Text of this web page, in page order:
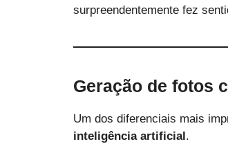
surpreendentemente fez
Geração de fotos
Um dos diferenciais mais
inteligência artificial.